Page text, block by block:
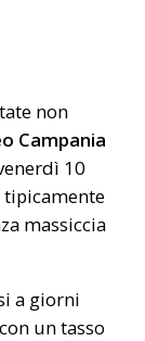
non
Campania
10
massiccia
a giorni
un tasso